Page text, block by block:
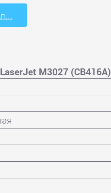
M3027 (CB416A)